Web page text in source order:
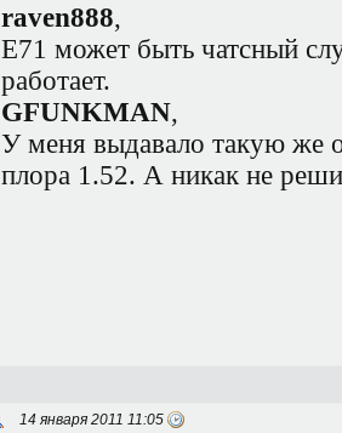
raven888,
Е71 может быть чатсный
работает.
GFUNKMAN,
У меня выдавало такую же
плора 1.52. А никак не
14 января 2011 11:05